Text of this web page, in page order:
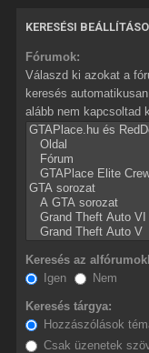
KERESÉSI
Fórumok:
Válaszd ki azokat a
keresés
alább nem kapcsoltad
Keresés az
Igen
Nem
Keresés tárgya:
Hozzászólások
Csak üzenetek